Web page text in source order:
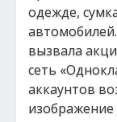
одежде,
вызвала
сеть
аккаунтов
изображение